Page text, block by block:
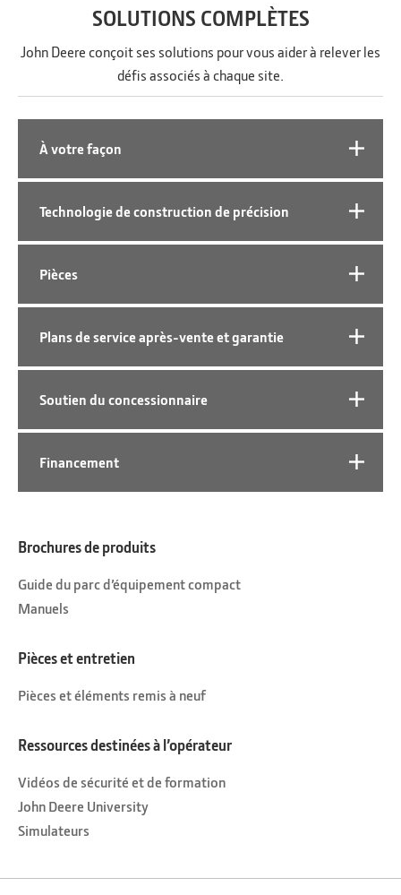
SOLUTIONS COMPLÈTES
John Deere conçoit ses solutions pour vous aider à relever les
défis associés à chaque site.
À votre façon
Technologie de construction de précision
Pièces
Plans de service après-vente et garantie
Soutien du concessionnaire
Financement
Brochures de produits
Guide du parc d’équipement compact
Manuels
Pièces et entretien
Pièces et éléments remis à neuf
Ressources destinées à l’opérateur
Vidéos de sécurité et de formation
John Deere University
Simulateurs